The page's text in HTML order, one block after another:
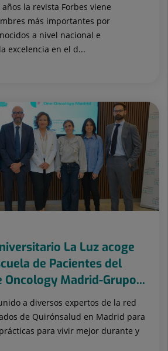
la revista Forbes viene
más importantes por
a nivel nacional e
excelencia en el d...
La Luz acoge
de Pacientes del
Oncology Madrid-Grupo...
a diversos expertos de la red
de Quirónsalud en Madrid para
para vivir mejor durante y